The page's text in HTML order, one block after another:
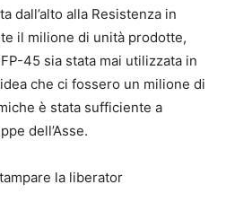
dall’alto alla Resistenza in
il milione di unità prodotte,
45 sia stata mai utilizzata in
che ci fossero un milione di
è stata sufficiente a
dell’Asse.